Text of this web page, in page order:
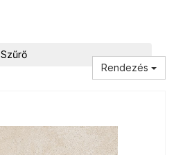
Szűrő
Rendezés